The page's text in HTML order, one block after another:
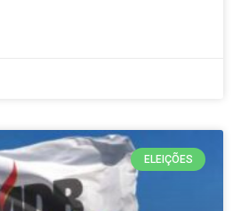
ELEIÇÕES